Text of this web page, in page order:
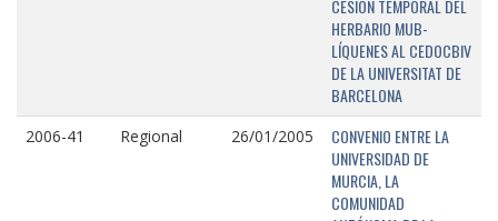
CESIÓN TEMPORAL DEL
HERBARIO MUB-
LÍQUENES AL CEDOCBIV
DE LA UNIVERSITAT DE
BARCELONA
2006-41 Regional 26/01/2005
CONVENIO ENTRE LA
UNIVERSIDAD DE
MURCIA, LA
COMUNIDAD